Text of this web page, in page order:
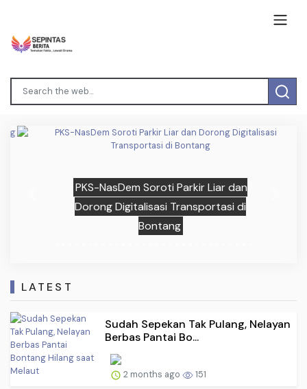
PKS-NasDem Soroti Parkir Liar dan
Dorong Digitalisasi Transportasi di
Bontang
LATEST
Sudah Sepekan Tak Pulang, Nelayan
Berbas Pantai Bo...
2 months ago 151